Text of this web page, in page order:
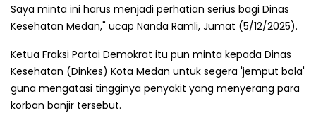
Saya minta ini harus menjadi perhatian serius bagi Dinas
Kesehatan Medan," ucap Nanda Ramli, Jumat (5/12/2025).
Ketua Fraksi Partai Demokrat itu pun minta kepada Dinas
Kesehatan (Dinkes) Kota Medan untuk segera 'jemput bola'
guna mengatasi tingginya penyakit yang menyerang para
korban banjir tersebut.